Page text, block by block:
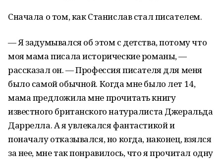
Сначала о том, как Станислав стал писателем.
— Я задумывался об этом с детства, потому что
моя мама писала историчес­кие романы, —
рассказал он. — Профессия писателя для меня
было самой обычной. Когда мне было лет 14,
мама предложила мне прочитать книгу
известного британского натуралиста Джеральда
Даррелла. А я увлекался фантастикой и
поначалу отказывался, но когда, наконец, взялся
за нее, мне так понравилось, что я прочитал одну